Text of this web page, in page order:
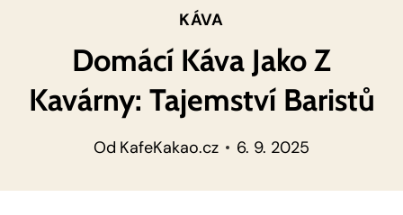
KÁVA
Domácí Káva Jako Z
Kavárny: Tajemství Baristů
Od KafeKakao.cz 6. 9. 2025